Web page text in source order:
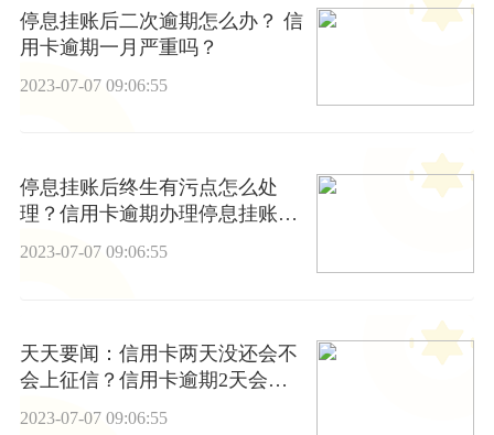
停息挂账后二次逾期怎么办？ 信
用卡逾期一月严重吗？
2023-07-07 09:06:55
停息挂账后终生有污点怎么处
理？信用卡逾期办理停息挂账有
什么影响？
2023-07-07 09:06:55
天天要闻：信用卡两天没还会不
会上征信？信用卡逾期2天会不
会影响？
2023-07-07 09:06:55